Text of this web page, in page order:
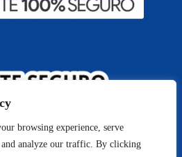
browsing experience, serve
and analyze our traffic. By clicking